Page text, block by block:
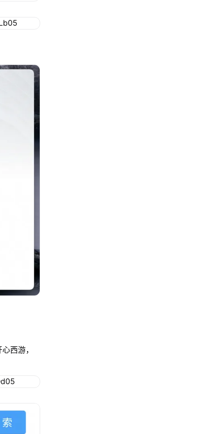
西游，